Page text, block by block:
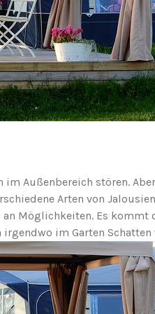
im Außenbereich stören.
Arten von
Möglichkeiten. Es kommt
im Garten Schatten